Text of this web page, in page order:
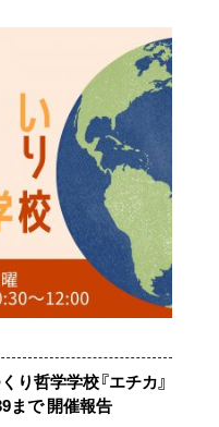
り哲学学校『エチカ』
まで 開催報告